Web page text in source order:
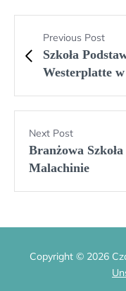
Previous Post
Szkoła
Westerplatte
Next Post
Branżowa
Malachinie
Copyright © 2026